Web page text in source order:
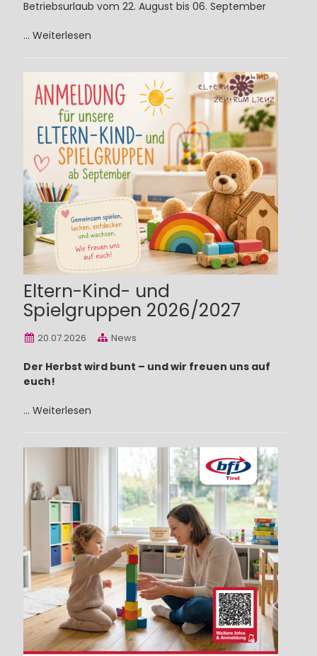
Betriebsurlaub vom 22. August bis 06. September
... Weiterlesen
Eltern-Kind- und
Spielgruppen 2026/2027
20.07.2026 News
Der Herbst wird bunt – und wir freuen uns auf
euch!
... Weiterlesen